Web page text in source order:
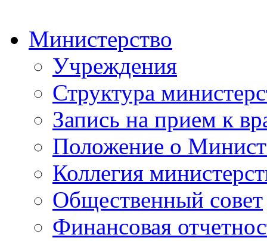
Министерство
Учреждения
Структура
Запись на прием к
Положение о
Коллегия
Общественный совет
Финансовая